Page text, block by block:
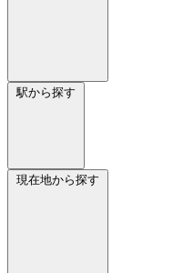
駅から探す
現在地から探す